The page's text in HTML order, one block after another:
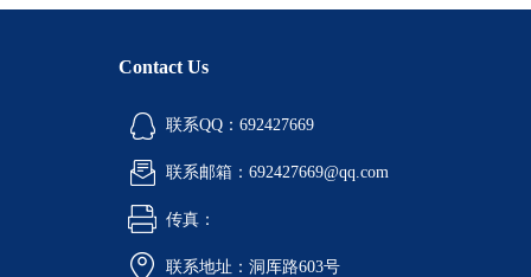
Contact Us
联系QQ：692427669
联系邮箱：692427669@qq.com
传真：
联系地址：洞厍路603号